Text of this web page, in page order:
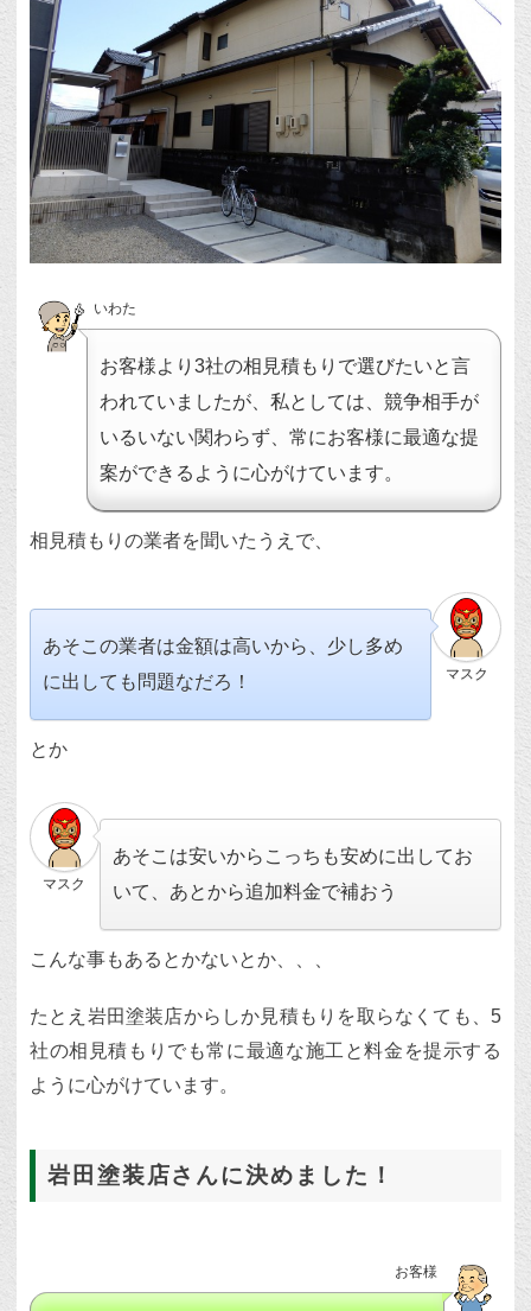
いわた
お客様より3社の相見積もりで選びたいと言
われていましたが、私としては、競争相手が
いるいない関わらず、常にお客様に最適な提
案ができるように心がけています。
相見積もりの業者を聞いたうえで、
マスク
あそこの業者は金額は高いから、少し多め
に出しても問題なだろ！
とか
マスク
あそこは安いからこっちも安めに出してお
いて、あとから追加料金で補おう
こんな事もあるとかないとか、、、
たとえ岩田塗装店からしか見積もりを取らなくても、5
社の相見積もりでも常に最適な施工と料金を提示する
ように心がけています。
岩田塗装店さんに決めました！
お客様